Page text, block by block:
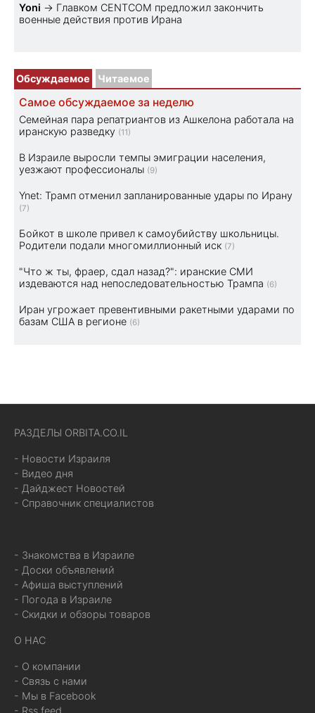
Yoni → Главком CENTCOM предложил закончить
военные действия против Ирана
Обсуждаемое Читаемое
Самое обсуждаемое за неделю
Семейная пара репатриантов из Ашкелона работала на
иранскую разведку (11)
В Израиле выросли темпы эмиграции населения,
уезжают профессионалы (9)
Ynet: Трамп отменил запланированные удары по Ирану
(7)
Бойкот в школе привел к самоубийству школьницы.
Родители подали многомиллионный иск (7)
"Что ж ты, фраер, сдал назад?": иранские СМИ
издеваются над непоследовательностью Трампа (6)
Иран угрожает превентивными ракетными ударами по
базам США в регионе (6)
РАЗДЕЛЫ ORBITA.CO.IL
- Новости Израиля
- Видео дня
- Дайджест Новостей
- Справочник специалистов
- Знакомства в Израиле
- Доски объявлений
- Афиша выступлений
- Погода в Израиле
- Скидки и обзоры товаров
О НАС
- О компании
- Связь с нами
- Мы в Facebook
- Rss feed